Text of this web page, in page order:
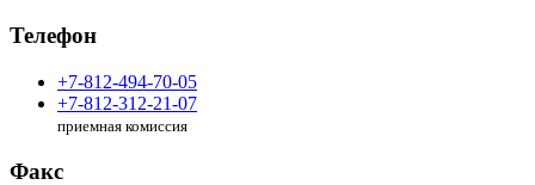
Телефон
+7-812-494-70-05
+7-812-312-21-07
приемная комиссия
Факс